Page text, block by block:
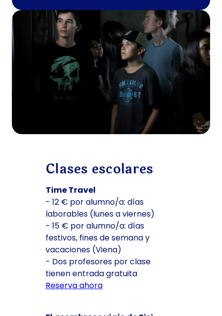
Clases escolares
Time Travel
- 12 € por alumno/a: días
laborables (lunes a viernes)
- 15 € por alumno/a: días
festivos, fines de semana y
vacaciones (Viena)
- Dos profesores por clase
tienen entrada gratuita
Reserva ahora